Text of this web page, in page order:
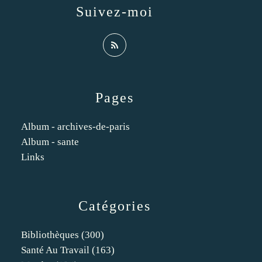
Catégories
Bibliothèques (300)
Santé Au Travail (163)
Pages
Album - archives-de-paris
Album - sante
Links
Suivez-moi